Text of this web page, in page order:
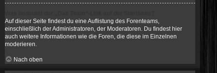
Auf dieser Seite findest du eine Auflistung des Forenteams,
einschließlich der Administratoren, der Moderatoren. Du findest hier
auch weitere Informationen wie die Foren, die diese im Einzelnen
moderieren.
Nach oben